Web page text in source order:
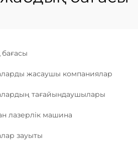
жасаушы компаниялар
тағайындаушылары
лазерлік машина
зауыты